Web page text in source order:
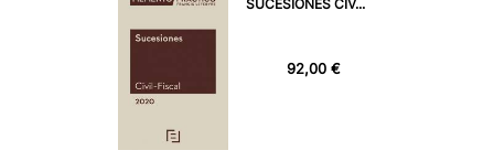
SUCESIONES CIV...
92,00 €